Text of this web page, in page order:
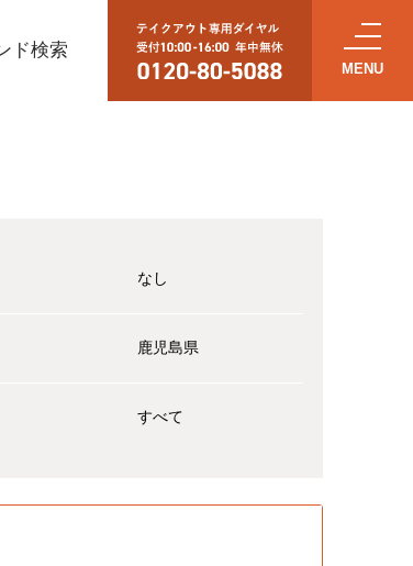
ド検索
なし
鹿児島県
すべて